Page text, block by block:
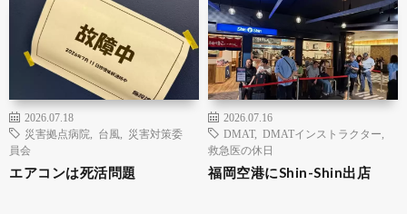
2026.07.18
災害拠点病院
台風
災害対策委
員会
エアコンは死活問題
2026.07.16
DMAT, DMATインストラクター
救急医の休日
福岡空港にShin-Shin出店